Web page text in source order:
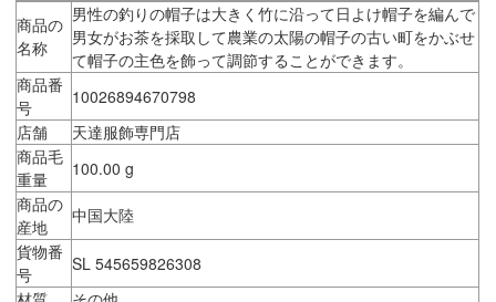
商品の
名称
男性の釣りの帽子は大きく竹に沿って日よけ帽子を編んで
男女がお茶を採取して農業の太陽の帽子の古い町をかぶせ
て帽子の主色を飾って調節することができます。
商品番
号
10026894670798
店舗
天達服飾専門店
商品毛
重量
100.00 g
商品の
産地
中国大陸
貨物番
号
SL 545659826308